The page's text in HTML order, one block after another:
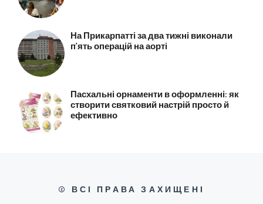
На Прикарпатті за два тижні виконали
п’ять операцій на аорті
Пасхальні орнаменти в оформленні: як
створити святковий настрій просто й
ефективно
© ВСІ ПРАВА ЗАХИЩЕНІ